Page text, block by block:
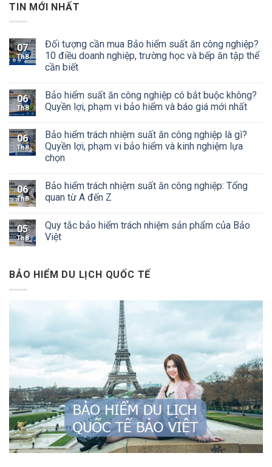
TIN MỚI NHẤT
07
Th8
Đối tượng cần mua Bảo hiểm suất ăn công nghiệp?
10 điều doanh nghiệp, trường học và bếp ăn tập thể
cần biết
06
Th8
Bảo hiểm suất ăn công nghiệp có bắt buộc không?
Quyền lợi, phạm vi bảo hiểm và báo giá mới nhất
06
Th8
Bảo hiểm trách nhiệm suất ăn công nghiệp là gì?
Quyền lợi, phạm vi bảo hiểm và kinh nghiệm lựa
chọn
06
Th8
Bảo hiểm trách nhiệm suất ăn công nghiệp: Tổng
quan từ A đến Z
05
Th8
Quy tắc bảo hiểm trách nhiệm sản phẩm của Bảo
Việt
BẢO HIỂM DU LỊCH QUỐC TẾ